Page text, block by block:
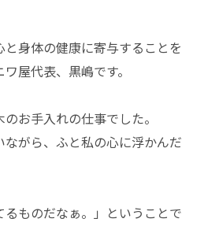
身体の健康に寄与することを
屋代表、黒嶋です。
お手入れの仕事でした。
がら、ふと私の心に浮かんだ
るものだなぁ。」ということで